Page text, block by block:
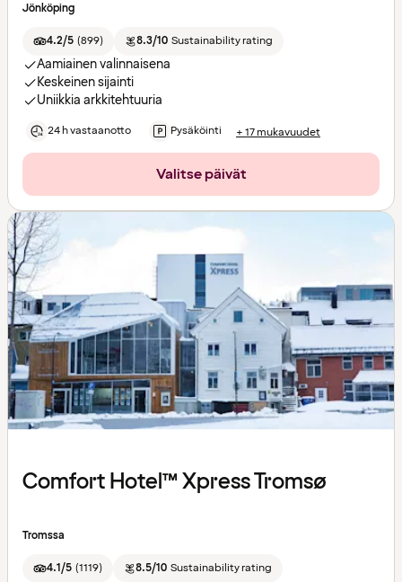
Jönköping
4.2/5 (899) 8.3/10 Sustainability rating
Aamiainen valinnaisena
Keskeinen sijainti
Uniikkia arkkitehtuuria
24 h vastaanotto Pysäköinti + 17 mukavuudet
Valitse päivät
Comfort Hotel™ Xpress Tromsø
Tromssa
4.1/5 (1119) 8.5/10 Sustainability rating